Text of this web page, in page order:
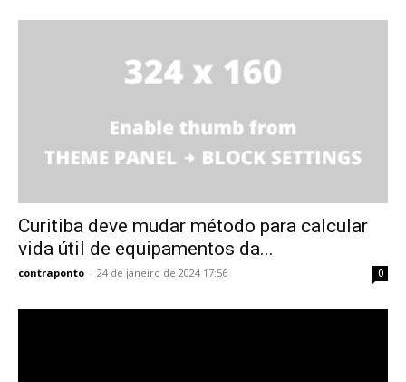
Curitiba deve mudar método para calcular
vida útil de equipamentos da...
contraponto - 24 de janeiro de 2024 17:56 0